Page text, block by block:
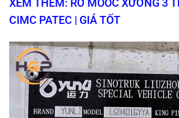
XEM THÊM: RƠ MOOC XƯƠNG 3
CIMC PATEC | GIÁ TỐT